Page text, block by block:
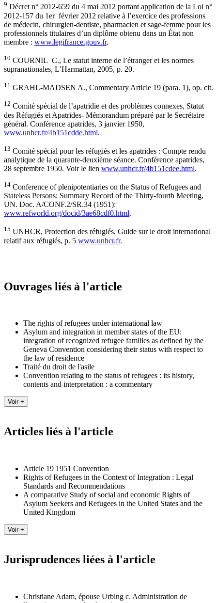
9 Décret n° 2012-659 du 4 mai 2012 portant application de la Loi n°
2012-157 du 1er février 2012 relative à l’exercice des professions
de médecin, chirurgien-dentiste, pharmacien et sage-femme pour les
professionnels titulaires d’un diplôme obtenu dans un État non
membre : www.legifrance.gouv.fr.
10 COURNIL C., Le statut interne de l’étranger et les normes
supranationales, L’Harmattan, 2005, p. 20.
11 GRAHL-MADSEN A., Commentary Article 19 (para. 1), op. cit.
12 Comité spécial de l’apatridie et des problèmes connexes, Statut
des Réfugiés et Apatrides- Mémorandum préparé par le Secrétaire
général. Conférence apatrides, 3 janvier 1950,
www.unhcr.fr/4b151cdde.html.
13 Comité spécial pour les réfugiés et les apatrides : Compte rendu
analytique de la quarante-deuxième séance. Conférence apatrides,
28 septembre 1950. Voir le lien www.unhcr.fr/4b151cdee.html.
14 Conference of plenipotentiaries on the Status of Refugees and
Stateless Persons: Summary Record of the Thirty-fourth Meeting,
UN. Doc. A/CONF.2/SR.34 (1951):
www.refworld.org/docid/3ae68cdf0.html.
15 UNHCR, Protection des réfugiés, Guide sur le droit international
relatif aux réfugiés, p. 5 www.unhcr.fr.
Ouvrages liés à l'article
The rights of refugees under international law
Asylum and integration in member states of the EU:
integration of recognized refugee families as defined by the
Geneva Convention considering their status with respect to
the law of residence
Traité du droit de l'asile
Convention relating to the status of refugees : its history,
contents and interpretation : a commentary
Articles liés à l'article
Article 19 1951 Convention
Rights of Refugees in the Context of Integration : Legal
Standards and Recommendations
A comparative Study of social and economic Rights of
Asylum Seekers and Refugees in the United States and the
United Kingdom
Jurisprudences liées à l'article
Christiane Adam, épouse Urbing c. Administration de